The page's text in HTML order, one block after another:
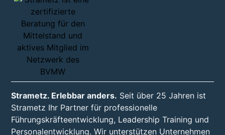
Strametz. Erlebbar anders. Seit über 25 Jahren ist
Strametz Ihr Partner für professionelle
Führungskräfteentwicklung, Leadership Training und
Personalentwicklung. Wir unterstützen Unternehmen